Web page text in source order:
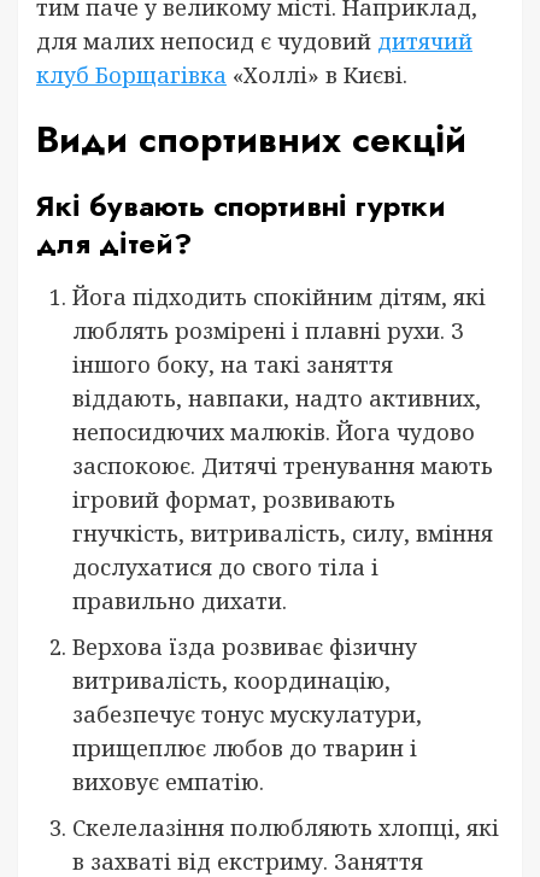
тим паче у великому місті. Наприклад,
для малих непосид є чудовий дитячий
клуб Борщагівка «Холлі» в Києві.
Види спортивних секцій
Які бувають спортивні гуртки
для дітей?
Йога підходить спокійним дітям, які
люблять розмірені і плавні рухи. З
іншого боку, на такі заняття
віддають, навпаки, надто активних,
непосидючих малюків. Йога чудово
заспокоює. Дитячі тренування мають
ігровий формат, розвивають
гнучкість, витривалість, силу, вміння
дослухатися до свого тіла і
правильно дихати.
Верхова їзда розвиває фізичну
витривалість, координацію,
забезпечує тонус мускулатури,
прищеплює любов до тварин і
виховує емпатію.
Скелелазіння полюбляють хлопці, які
в захваті від екстриму. Заняття